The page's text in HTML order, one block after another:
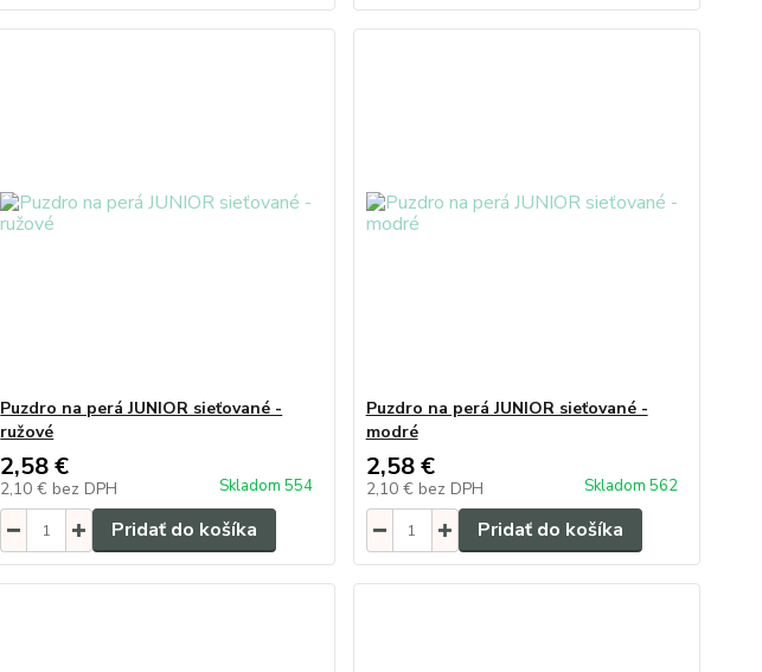
Puzdro na perá JUNIOR sieťované -
ružové
2,58 €
2,10 € bez DPH Skladom 554
Pridať do košíka
Puzdro na perá JUNIOR sieťované -
modré
2,58 €
2,10 € bez DPH Skladom 562
Pridať do košíka